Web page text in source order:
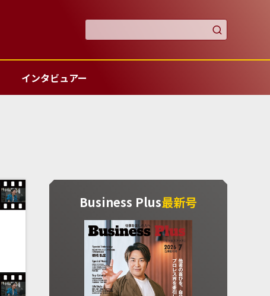

インタビュアー
Business Plus最新号